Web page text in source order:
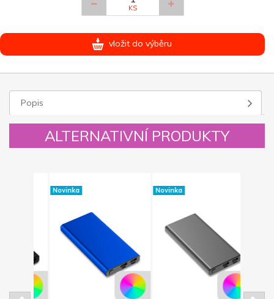
KS
vložit do výběru
Popis
ALTERNATIVNÍ PRODUKTY
Novinka Novinka